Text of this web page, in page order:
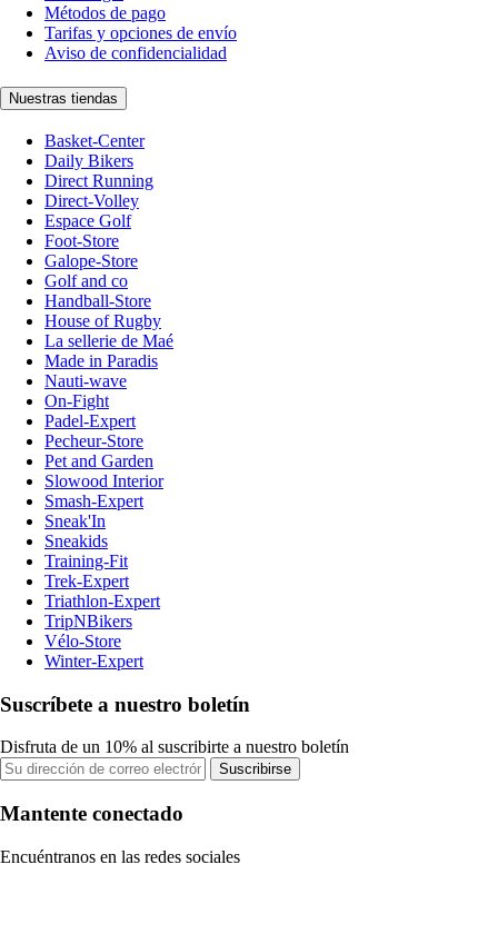
Métodos de pago
Tarifas y opciones de envío
Aviso de confidencialidad
Nuestras tiendas
Basket-Center
Daily Bikers
Direct Running
Direct-Volley
Espace Golf
Foot-Store
Galope-Store
Golf and co
Handball-Store
House of Rugby
La sellerie de Maé
Made in Paradis
Nauti-wave
On-Fight
Padel-Expert
Pecheur-Store
Pet and Garden
Slowood Interior
Smash-Expert
Sneak'In
Sneakids
Training-Fit
Trek-Expert
Triathlon-Expert
TripNBikers
Vélo-Store
Winter-Expert
Suscríbete a nuestro boletín
Disfruta de un 10% al suscribirte a nuestro boletín
Suscribirse
Mantente conectado
Encuéntranos en las redes sociales